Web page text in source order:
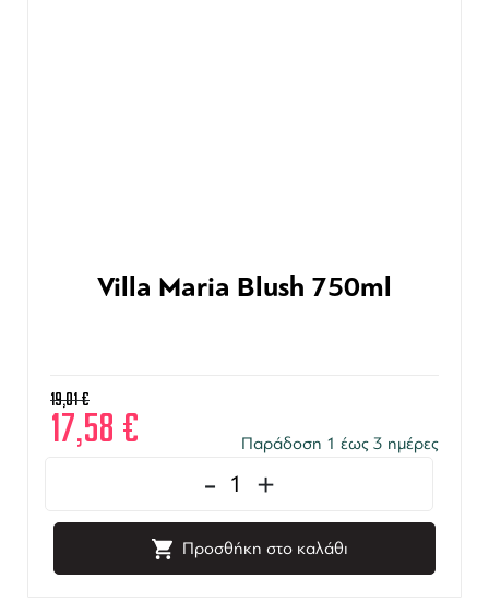
Villa Maria Blush 750ml
19,01€
17,58 € Παράδοση 1 έως 3 ημέρες
- +
Προσθήκη στο καλάθι